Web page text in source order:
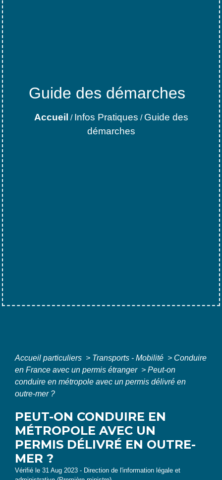
Guide des démarches
Accueil / Infos Pratiques / Guide des
démarches
Accueil particuliers > Transports - Mobilité > Conduire
en France avec un permis étranger > Peut-on
conduire en métropole avec un permis délivré en
outre-mer ?
PEUT-ON CONDUIRE EN
MÉTROPOLE AVEC UN
PERMIS DÉLIVRÉ EN OUTRE-
MER ?
Vérifié le 31 Aug 2023 - Direction de l'information légale et